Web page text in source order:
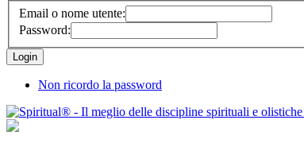
Email o nome utente:
Password:
Non ricordo la password